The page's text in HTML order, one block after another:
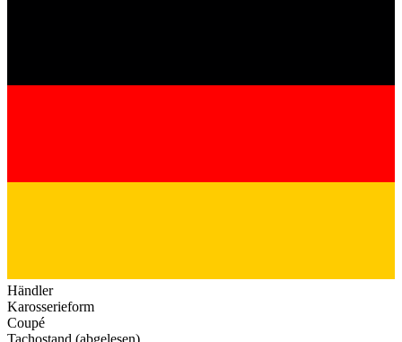
Händler
Karosserieform
Coupé
Tachostand (abgelesen)